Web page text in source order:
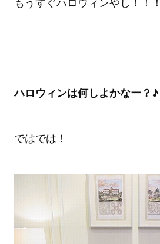
ハロウィンは何しよかなー？♪
ではでは！